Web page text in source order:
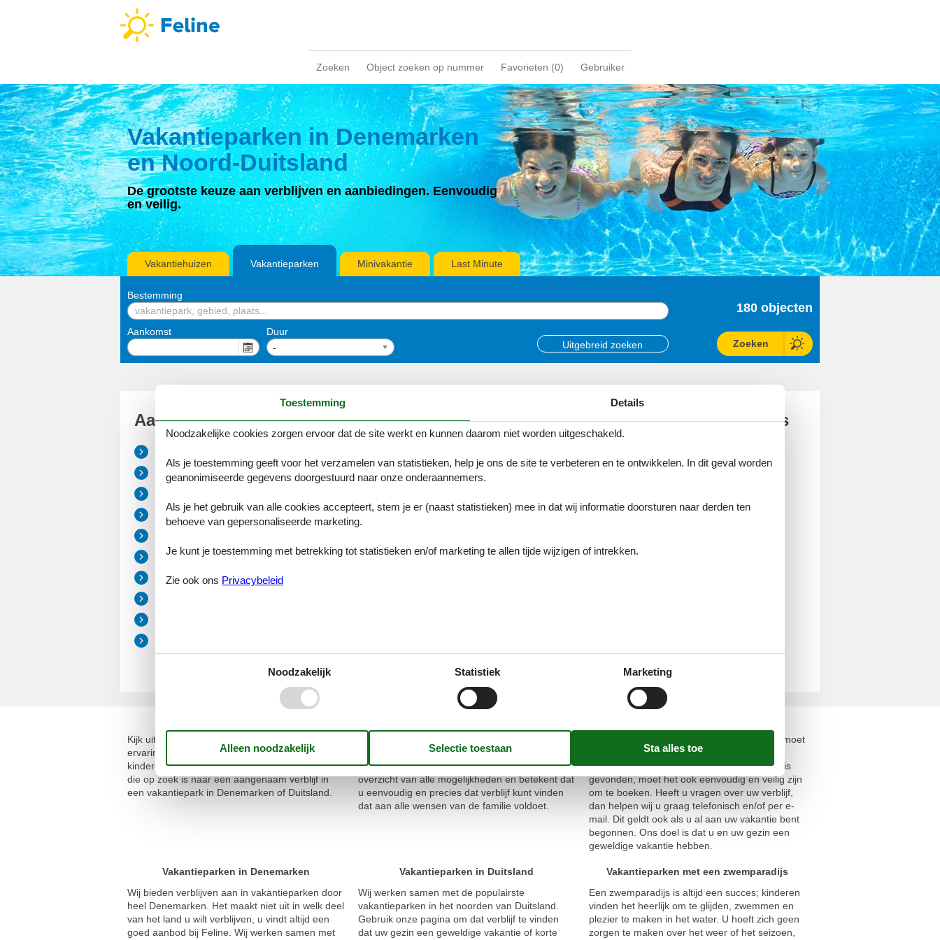
Zoeken Object zoeken op nummer Favorieten (0) Gebruiker
Vakantieparken in Denemarken
en Noord-Duitsland
De grootste keuze aan verblijven en aanbiedingen. Eenvoudig
en veilig.
Vakantiehuizen Vakantieparken Minivakantie Last Minute
Bestemming
Aankomst
Duur
-
Uitgebreid zoeken
180 objecten
Zoeken
Aanbiedingen
Noord-Jutland
Zuid-West Jutland
Funen
Sjælland
Noord-Duitsland
Vakantieparken met een zwemparadijs
Kijk uit naar een prachtige vakantie met mooie
ervaringen en veel tijd voor elkaar en uw
kinderen. Onze service is gratis voor iedereen
die op zoek is naar een aangenaam verblijf in
een vakantiepark in Denemarken of Duitsland.
meer dan 60 vakantieparken in Denemarken en
Duitsland op één plek verzameld. Dit geeft u een
overzicht van alle mogelijkheden en betekent dat
u eenvoudig en precies dat verblijf kunt vinden
dat aan alle wensen van de familie voldoet.
Ons belangrijkste idee is dat het eenvoudig moet
zijn om precies het juiste verblijf in een
vakantiepark te vinden. Als het juiste verblijf is
gevonden, moet het ook eenvoudig en veilig zijn
om te boeken. Heeft u vragen over uw verblijf,
dan helpen wij u graag telefonisch en/of per e-
mail. Dit geldt ook als u al aan uw vakantie bent
begonnen. Ons doel is dat u en uw gezin een
geweldige vakantie hebben.
Vakantieparken in Denemarken
Wij bieden verblijven aan in vakantieparken door
heel Denemarken. Het maakt niet uit in welk deel
van het land u wilt verblijven, u vindt altijd een
goed aanbod bij Feline. Wij werken samen met
Vakantieparken in Duitsland
Wij werken samen met de populairste
vakantieparken in het noorden van Duitsland.
Gebruik onze pagina om dat verblijf te vinden
dat uw gezin een geweldige vakantie of korte
Vakantieparken met een zwemparadijs
Een zwemparadijs is altijd een succes; kinderen
vinden het heerlijk om te glijden, zwemmen en
plezier te maken in het water. U hoeft zich geen
zorgen te maken over het weer of het seizoen,
Toestemming Details
Noodzakelijke cookies zorgen ervoor dat de site werkt en kunnen daarom niet worden uitgeschakeld.
Als je toestemming geeft voor het verzamelen van statistieken, help je ons de site te verbeteren en te ontwikkelen. In dit geval worden
geanonimiseerde gegevens doorgestuurd naar onze onderaannemers.
Als je het gebruik van alle cookies accepteert, stem je er (naast statistieken) mee in dat wij informatie doorsturen naar derden ten
behoeve van gepersonaliseerde marketing.
Je kunt je toestemming met betrekking tot statistieken en/of marketing te allen tijde wijzigen of intrekken.
Zie ook ons Privacybeleid
Noodzakelijk Statistiek Marketing